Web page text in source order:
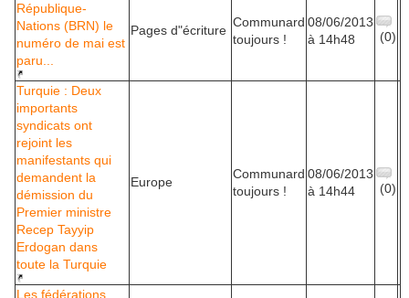
République-
Nations (BRN) le
numéro de mai est
paru...
Pages d"écriture
Communard
toujours !
08/06/2013
à 14h48
(0)
Turquie : Deux
importants
syndicats ont
rejoint les
manifestants qui
demandent la
démission du
Premier ministre
Recep Tayyip
Erdogan dans
toute la Turquie
Europe
Communard
toujours !
08/06/2013
à 14h44
(0)
Les fédérations